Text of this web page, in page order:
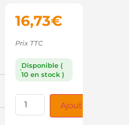
16,73€
Prix TTC
Disponible (
10 en stock )
Ajouter au